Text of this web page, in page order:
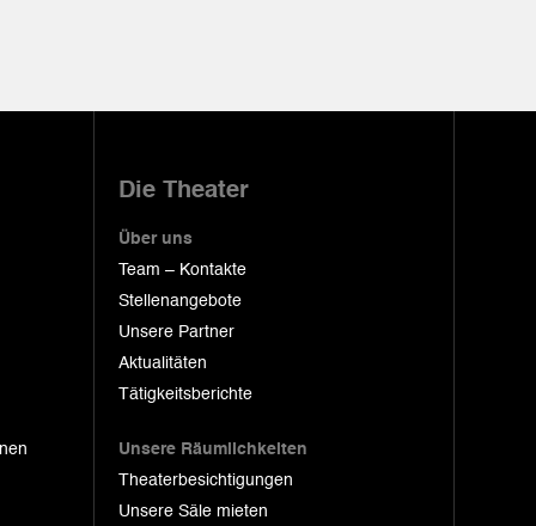
Die Theater
Über uns
Team – Kontakte
Stellenangebote
Unsere Partner
Aktualitäten
Tätigkeitsberichte
Unsere Räumlichkeiten
Theaterbesichtigungen
Unsere Säle mieten